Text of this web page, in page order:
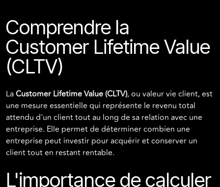
Comprendre la
Customer Lifetime Value
(CLTV)
LaCustomer Lifetime Value (CLTV), ou valeur vie client, est
une mesure essentielle qui représente le revenu total
attendu d'un client tout au long de sa relation avec une
entreprise. Elle permet de déterminer combien une
entreprise peut investir pour acquérir et conserver un
client tout en restant rentable.
L'importance de calculer